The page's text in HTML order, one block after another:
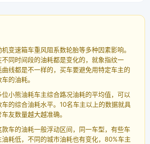
变速箱车重风阻系数轮胎等多种因素影响。
同时间段的油耗都是变化的，就象指纹一
线都是不一样的，买车要避免用特定车主的
的油耗。
小熊油耗车主综合路况油耗的平均值，可以
的综合油耗水平。10名车主以上的数据就具
友数量越大越准确。
款车的油耗一般浮动区间，同一车型，有些车
耗低，不同的城市油耗也有变化，80%车主